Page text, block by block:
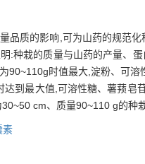
品质的影响,可为山药的规范
:种栽的质量与山药的产量、
90~110g时值最大,淀粉、可
达到最大值,可溶性糖、薯蓣
cm、质量90~110 g的种
素